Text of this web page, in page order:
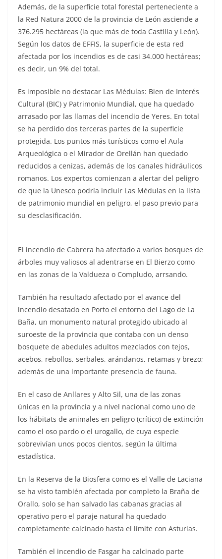
Además, de la superficie total forestal perteneciente a
la Red Natura 2000 de la provincia de León asciende a
376.295 hectáreas (la que más de toda Castilla y León).
Según los datos de EFFIS, la superficie de esta red
afectada por los incendios es de casi 34.000 hectáreas;
es decir, un 9% del total.
Es imposible no destacar Las Médulas: Bien de Interés
Cultural (BIC) y Patrimonio Mundial, que ha quedado
arrasado por las llamas del incendio de Yeres. En total
se ha perdido dos terceras partes de la superficie
protegida. Los puntos más turísticos como el Aula
Arqueológica o el Mirador de Orellán han quedado
reducidos a cenizas, además de los canales hidráulicos
romanos. Los expertos comienzan a alertar del peligro
de que la Unesco podría incluir Las Médulas en la lista
de patrimonio mundial en peligro, el paso previo para
su desclasificación.
El incendio de Cabrera ha afectado a varios bosques de
árboles muy valiosos al adentrarse en El Bierzo como
en las zonas de la Valdueza o Compludo, arrsando.
También ha resultado afectado por el avance del
incendio desatado en Porto el entorno del Lago de La
Baña, un monumento natural protegido ubicado al
suroeste de la provincia que contaba con un denso
bosquete de abedules adultos mezclados con tejos,
acebos, rebollos, serbales, arándanos, retamas y brezo;
además de una importante presencia de fauna.
En el caso de Anllares y Alto Sil, una de las zonas
únicas en la provincia y a nivel nacional como uno de
los hábitats de animales en peligro (crítico) de extinción
como el oso pardo o el urogallo, de cuya especie
sobrevivían unos pocos cientos, según la última
estadística.
En la Reserva de la Biosfera como es el Valle de Laciana
se ha visto también afectada por completo la Braña de
Orallo, solo se han salvado las cabanas gracias al
operativo pero el paraje natural ha quedado
completamente calcinado hasta el límite con Asturias.
También el incendio de Fasgar ha calcinado parte